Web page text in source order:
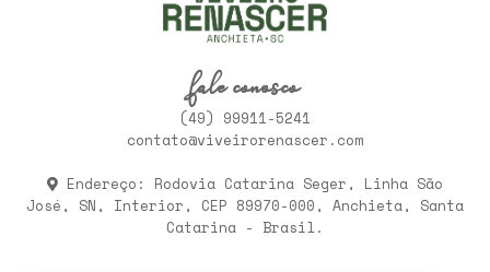
fale conosco
(49) 99911-5241
contato@viveirorenascer.com
Endereço: Rodovia Catarina Seger, Linha São
José, SN, Interior, CEP 89970-000, Anchieta, Santa
Catarina - Brasil.